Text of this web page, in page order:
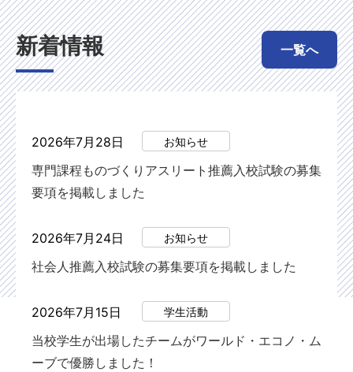
新着情報 一覧へ
2026年7月28日 お知らせ
専門課程ものづくりアスリート推薦入校試験の募集
要項を掲載しました
2026年7月24日 お知らせ
社会人推薦入校試験の募集要項を掲載しました
2026年7月15日 学生活動
当校学生が出場したチームがワールド・エコノ・ム
ーブで優勝しました！